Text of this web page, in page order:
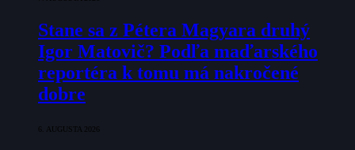
Stane sa z Pétera Magyara druhý
Igor Matovič? Podľa maďarského
reportéra k tomu má nakročené
dobre
6. AUGUSTA 2026